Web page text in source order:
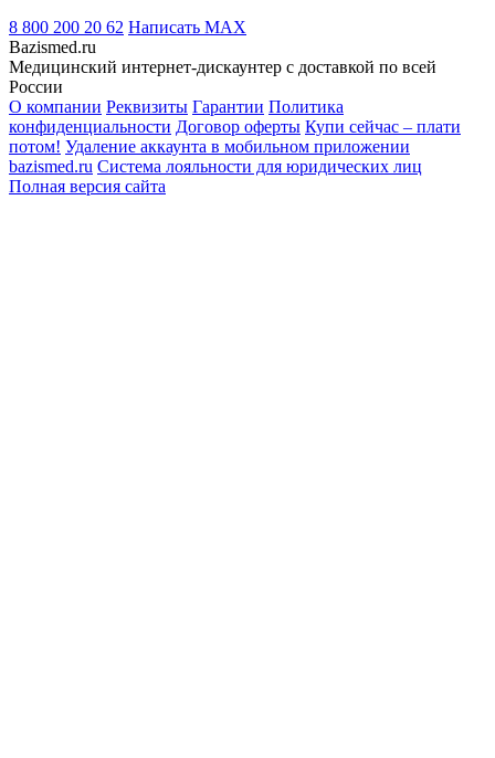
8 800 200 20 62 Написать MAX
Bazismed.ru
Медицинский интернет-дискаунтер с доставкой по всей
России
О компании Реквизиты Гарантии Политика
конфиденциальности Договор оферты Купи сейчас – плати
потом! Удаление аккаунта в мобильном приложении
bazismed.ru Система лояльности для юридических лиц
Полная версия сайта